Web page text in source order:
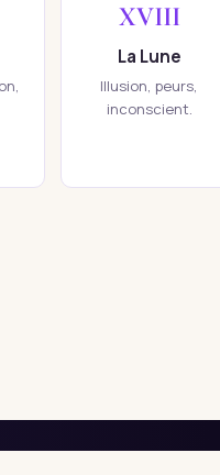
XVIII
La Lune
Illusion, peurs,
inconscient.